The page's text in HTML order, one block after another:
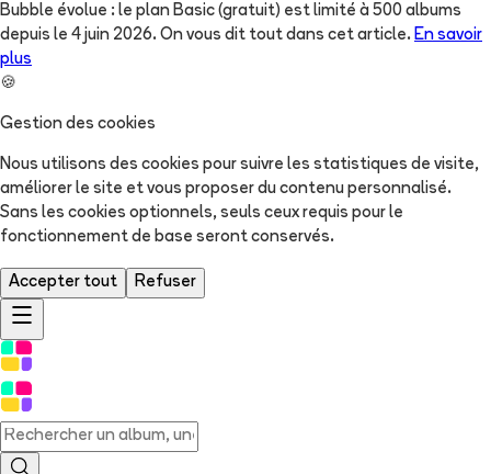
Bubble évolue : le plan Basic (gratuit) est limité à 500 albums
depuis le 4 juin 2026. On vous dit tout dans cet article. En savoir
plus
🍪
Gestion des cookies
Nous utilisons des cookies pour suivre les statistiques de visite,
améliorer le site et vous proposer du contenu personnalisé.
Sans les cookies optionnels, seuls ceux requis pour le
fonctionnement de base seront conservés.
Accepter tout Refuser